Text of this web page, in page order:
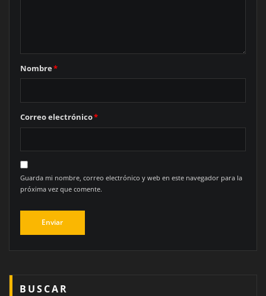
Nombre*
Correo electrónico*
Guarda mi nombre, correo electrónico y web en este navegador para la
próxima vez que comente.
BUSCAR